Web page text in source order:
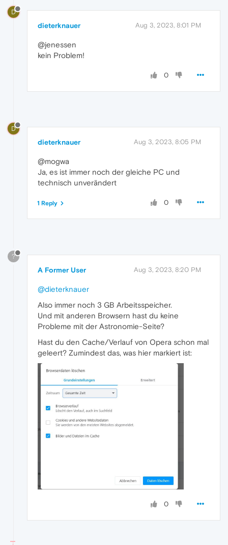
D
dieterknauer Aug 3, 2023, 8:01 PM
@jenessen
kein Problem!
0
D
dieterknauer Aug 3, 2023, 8:05 PM
@mogwa
Ja, es ist immer noch der gleiche PC und
technisch unverändert
0
1 Reply
?
A Former User Aug 3, 2023, 8:20 PM
@dieterknauer
Also immer noch 3 GB Arbeitsspeicher.
Und mit anderen Browsern hast du keine
Probleme mit der Astronomie-Seite?
Hast du den Cache/Verlauf von Opera schon mal
geleert? Zumindest das, was hier markiert ist:
0